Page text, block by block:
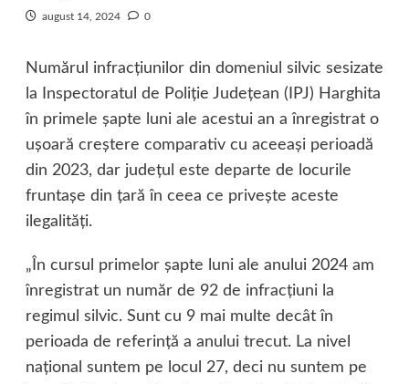
august 14, 2024 0
Numărul infracţiunilor din domeniul silvic sesizate
la Inspectoratul de Poliţie Judeţean (IPJ) Harghita
în primele şapte luni ale acestui an a înregistrat o
uşoară creştere comparativ cu aceeaşi perioadă
din 2023, dar judeţul este departe de locurile
fruntaşe din ţară în ceea ce priveşte aceste
ilegalităţi.
„În cursul primelor şapte luni ale anului 2024 am
înregistrat un număr de 92 de infracţiuni la
regimul silvic. Sunt cu 9 mai multe decât în
perioada de referinţă a anului trecut. La nivel
naţional suntem pe locul 27, deci nu suntem pe